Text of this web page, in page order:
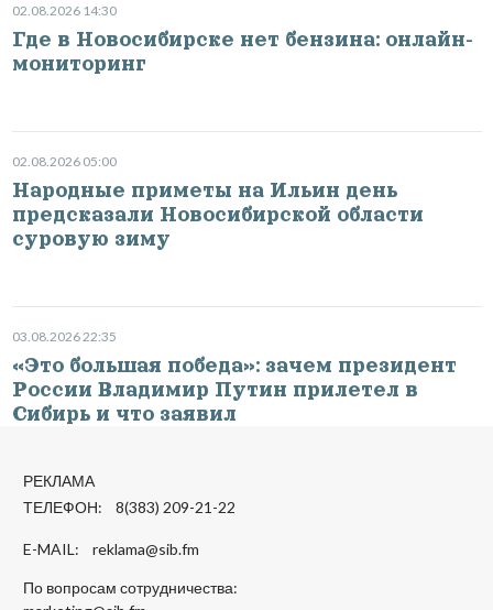
02.08.2026 14:30
Где в Новосибирске нет бензина: онлайн-
мониторинг
02.08.2026 05:00
Народные приметы на Ильин день
предсказали Новосибирской области
суровую зиму
03.08.2026 22:35
«Это большая победа»: зачем президент
России Владимир Путин прилетел в
Сибирь и что заявил
РЕКЛАМА
ТЕЛЕФОН: 8(383) 209-21-22
E-MAIL: reklama@sib.fm
По вопросам сотрудничества: